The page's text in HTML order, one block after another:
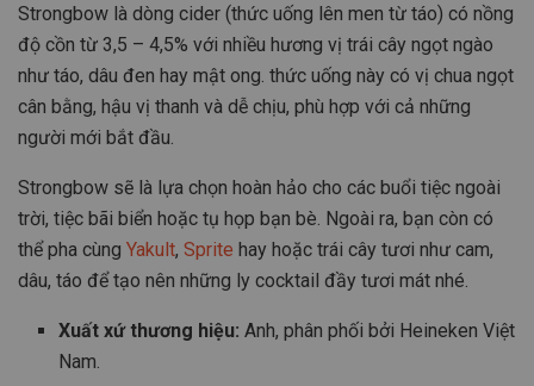
Strongbow là dòng cider (thức uống lên men từ táo) có nồng
độ cồn từ 3,5 – 4,5% với nhiều hương vị trái cây ngọt ngào
như táo, dâu đen hay mật ong. thức uống này có vị chua ngọt
cân bằng, hậu vị thanh và dễ chịu, phù hợp với cả những
người mới bắt đầu.
Strongbow sẽ là lựa chọn hoàn hảo cho các buổi tiệc ngoài
trời, tiệc bãi biển hoặc tụ họp bạn bè. Ngoài ra, bạn còn có
thể pha cùng Yakult, Sprite hay hoặc trái cây tươi như cam,
dâu, táo để tạo nên những ly cocktail đầy tươi mát nhé.
Xuất xứ thương hiệu:Anh, phân phối bởi Heineken Việt
Nam.